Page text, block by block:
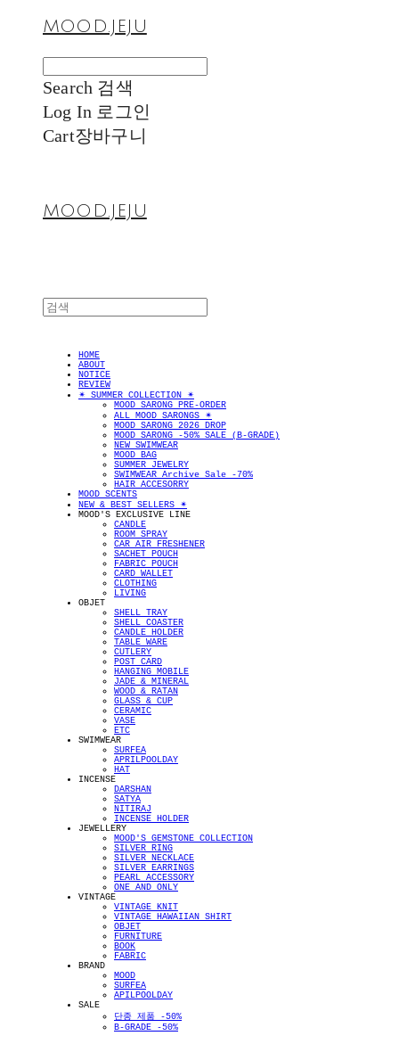
MOOD.JEJU
Search 검색
Log In 로그인
Cart장바구니
MOOD.JEJU
HOME
ABOUT
NOTICE
REVIEW
✴︎ SUMMER COLLECTION ✴︎
MOOD SARONG PRE-ORDER
ALL MOOD SARONGS ✴︎
MOOD SARONG 2026 DROP
MOOD SARONG -50% SALE (B-GRADE)
NEW SWIMWEAR
MOOD BAG
SUMMER JEWELRY
SWIMWEAR Archive Sale -70%
HAIR ACCESORRY
MOOD SCENTS
NEW & BEST SELLERS ✴︎
MOOD'S EXCLUSIVE LINE
CANDLE
ROOM SPRAY
CAR AIR FRESHENER
SACHET POUCH
FABRIC POUCH
CARD WALLET
CLOTHING
LIVING
OBJET
SHELL TRAY
SHELL COASTER
CANDLE HOLDER
TABLE WARE
CUTLERY
POST CARD
HANGING MOBILE
JADE & MINERAL
WOOD & RATAN
GLASS & CUP
CERAMIC
VASE
ETC
SWIMWEAR
SURFEA
APRILPOOLDAY
HAT
INCENSE
DARSHAN
SATYA
NITIRAJ
INCENSE HOLDER
JEWELLERY
MOOD'S GEMSTONE COLLECTION
SILVER RING
SILVER NECKLACE
SILVER EARRINGS
PEARL ACCESSORY
ONE AND ONLY
VINTAGE
VINTAGE KNIT
VINTAGE HAWAIIAN SHIRT
OBJET
FURNITURE
BOOK
FABRIC
BRAND
MOOD
SURFEA
APILPOOLDAY
SALE
단종 제품 -50%
B-GRADE -50%